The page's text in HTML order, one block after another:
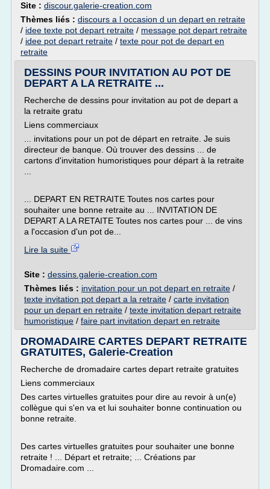
Site : discour.galerie-creation.com
Thèmes liés : discours a l occasion d un depart en retraite
/ idee texte pot depart retraite / message pot depart retraite
/ idee pot depart retraite / texte pour pot de depart en
retraite
DESSINS POUR INVITATION AU POT DE
DEPART A LA RETRAITE ...
Recherche de dessins pour invitation au pot de depart a
la retraite gratu
Liens commerciaux
... invitations pour un pot de départ en retraite. Je suis
directeur de banque. Où trouver des dessins ... de
cartons d'invitation humoristiques pour départ à la retraite
... DEPART EN RETRAITE Toutes nos cartes pour
souhaiter une bonne retraite au ... INVITATION DE
DEPART A LA RETAITE Toutes nos cartes pour ... de vins
a l'occasion d'un pot de...
Lire la suite
Site : dessins.galerie-creation.com
Thèmes liés : invitation pour un pot depart en retraite /
texte invitation pot depart a la retraite / carte invitation
pour un depart en retraite / texte invitation depart retraite
humoristique / faire part invitation depart en retraite
DROMADAIRE CARTES DEPART RETRAITE
GRATUITES, Galerie-Creation
Recherche de dromadaire cartes depart retraite gratuites
Liens commerciaux
Des cartes virtuelles gratuites pour dire au revoir à un(e)
collègue qui s'en va et lui souhaiter bonne continuation ou
bonne retraite.
Des cartes virtuelles gratuites pour souhaiter une bonne
retraite ! ... Départ et retraite; ... Créations par
Dromadaire.com ...